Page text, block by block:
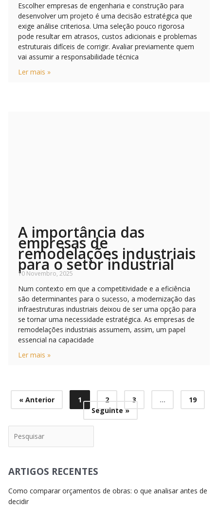
Escolher empresas de engenharia e construção para
desenvolver um projeto é uma decisão estratégica que
exige análise criteriosa. Uma seleção pouco rigorosa
pode resultar em atrasos, custos adicionais e problemas
estruturais difíceis de corrigir. Avaliar previamente quem
vai assumir a responsabilidade técnica
Ler mais »
A importância das
empresas de
remodelações industriais
para o setor industrial
10 Novembro, 2025
Num contexto em que a competitividade e a eficiência
são determinantes para o sucesso, a modernização das
infraestruturas industriais deixou de ser uma opção para
se tornar uma necessidade estratégica. As empresas de
remodelações industriais assumem, assim, um papel
essencial na capacidade
Ler mais »
« Anterior 1 2 3 …
19
Seguinte »
ARTIGOS RECENTES
Como comparar orçamentos de obras: o que analisar antes de
decidir